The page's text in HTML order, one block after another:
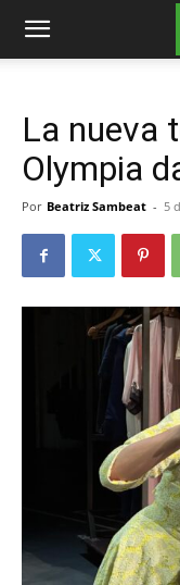
La nueva
Olympia
Por Beatriz Sambeat - 5